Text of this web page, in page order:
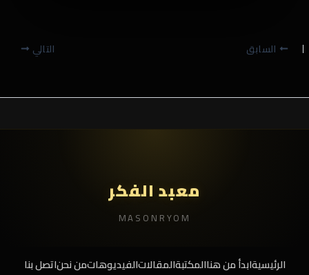
السابق التالي
معبد الفكر
MASONRYOM
الرئيسيةابدأ من هناالمكتبةالمقالاتالفيديوهاتمن نحناتصل بنا